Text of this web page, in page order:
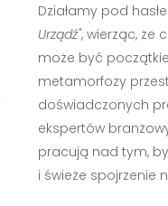
Działamy pod
Urządź", wierząc, że
może być
metamorfozy
doświadczonych
ekspertów
pracują nad tym,
i świeże spojrzenie